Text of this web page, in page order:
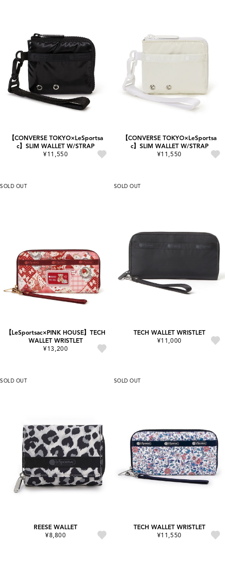
【CONVERSE TOKYO×LeSportsa
c】SLIM WALLET W/STRAP
¥11,550
【CONVERSE TOKYO×LeSportsa
c】SLIM WALLET W/STRAP
¥11,550
SOLD OUT
【LeSportsac×PINK HOUSE】TECH
WALLET WRISTLET
¥13,200
SOLD OUT
TECH WALLET WRISTLET
¥11,000
SOLD OUT
REESE WALLET
¥8,800
SOLD OUT
TECH WALLET WRISTLET
¥11,550